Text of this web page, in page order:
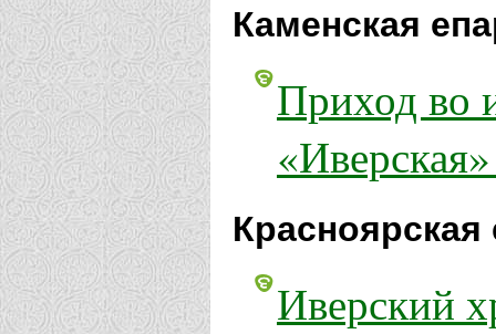
Каменская
Приход во
Красноярская
Иверский